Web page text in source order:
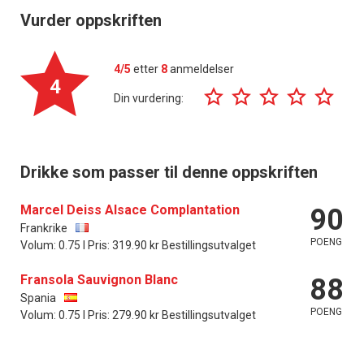
Vurder oppskriften
4
4/5 etter 8anmeldelser
Din vurdering:
Drikke som passer til denne oppskriften
Marcel Deiss Alsace Complantation
Frankrike
Volum: 0.75 l Pris: 319.90 kr Bestillingsutvalget
90
POENG
Fransola Sauvignon Blanc
Spania
Volum: 0.75 l Pris: 279.90 kr Bestillingsutvalget
88
POENG